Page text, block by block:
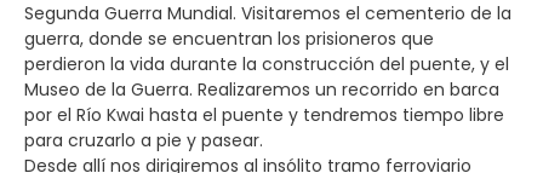
Segunda Guerra Mundial. Visitaremos el cementerio de la
guerra, donde se encuentran los prisioneros que
perdieron la vida durante la construcción del puente, y el
Museo de la Guerra. Realizaremos un recorrido en barca
por el Río Kwai hasta el puente y tendremos tiempo libre
para cruzarlo a pie y pasear.
Desde allí nos dirigiremos al insólito tramo ferroviario